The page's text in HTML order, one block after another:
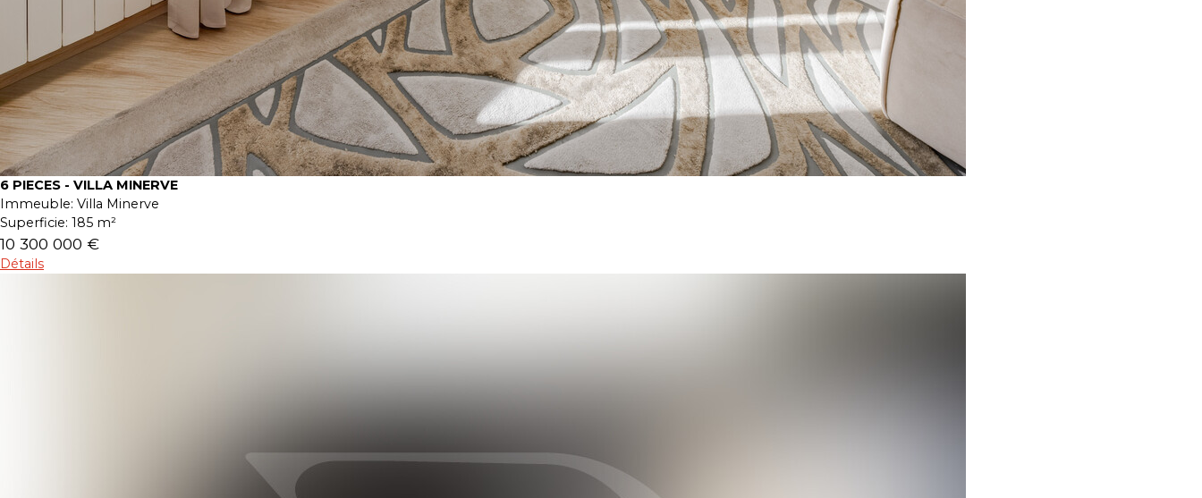
6 PIECES - VILLA MINERVE
Immeuble: Villa Minerve
Superficie: 185 m²
10 300 000 €
Détails